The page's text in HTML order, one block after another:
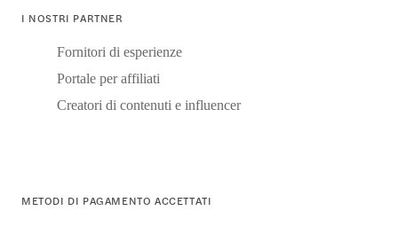
I NOSTRI PARTNER
Fornitori di esperienze
Portale per affiliati
Creatori di contenuti e influencer
METODI DI PAGAMENTO ACCETTATI